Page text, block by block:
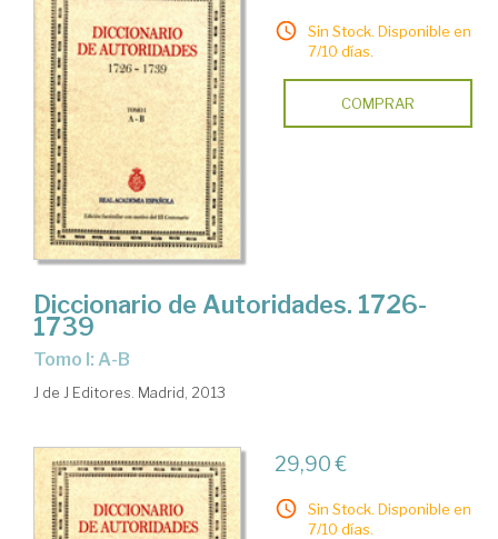
Sin Stock. Disponible en
7/10 días.
COMPRAR
Diccionario de Autoridades. 1726-
1739
Tomo I: A-B
J de J Editores. Madrid, 2013
29,90 €
Sin Stock. Disponible en
7/10 días.